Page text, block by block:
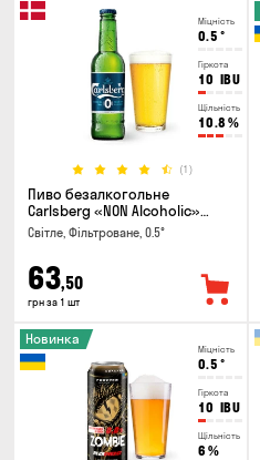
Міцність
0.5 °
Гіркота
10 IBU
Щільність
10.8 %
(1)
Пиво безалкогольне
Carlsberg «NON Alcoholic»
0.45л
Світле, Фільтроване, 0.5°
63,50
грн за 1 шт
Міцність
0.5 °
Гіркота
10 IBU
Щільність
6 %
Новинка